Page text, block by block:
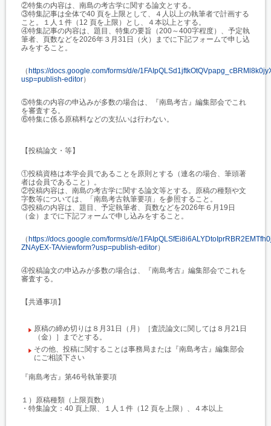
②特集の内容は、南島の考古学に関する論文とする。
③特集記事は全体で40 頁を上限として、４人以上の執筆者で計画する
こと。１人１件（12 頁を上限）とし、４本以上とする。
④特集記事の内容は、題目、特集の要旨（200～400字程度）、予定執
筆者、頁数などを2026年３月31日（火）までに下記フォームで申し込
みをすること。
（https://docs.google.com/forms/d/e/
usp=publish-editor）
⑤特集の内容の申込みが多数の場合は、『南島考古』編集部会でこれ
を審査する。
⑥特集に係る原稿料などの支払いは行わない。
【投稿論文・等】
①投稿資格は本学会員であることを原則とする（連名の場合、筆頭著
者は会員であること）。
②投稿内容は、南島の考古学に関する論文等とする。原稿の種類や文
字数等については、「南島考古執筆要項」を参照すること。
③投稿の内容は、題目、予定執筆者、頁数などを2026年６月19日
（金）までに下記フォームで申し込みをすること。
（https://docs.google.com/forms/d/e/
ZNAyEX-TA/viewform?usp=publish-editor）
④投稿論文の申込みが多数の場合は、『南島考古』編集部会でこれを
審査する。
【共通事項】
原稿の締め切りは８月31日（月）［査読論文に関しては８月21日
（金）］までとする。
その他、投稿に関することは事務局または『南島考古』編集部会
にご相談下さい
『南島考古』第46号執筆要項
１）原稿種類（上限頁数）
・特集論文：40 頁上限、１人１件（12 頁を上限）、４本以上